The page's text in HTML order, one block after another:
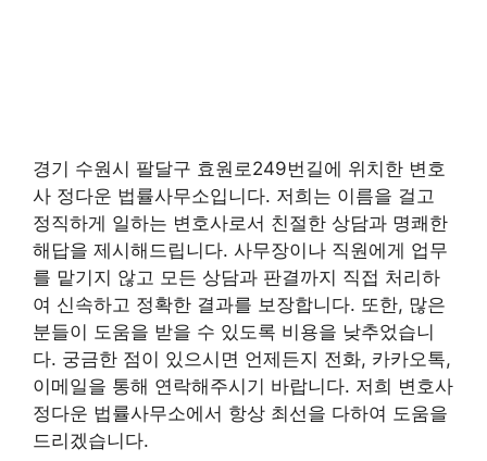
경기 수원시 팔달구 효원로249번길에 위치한 변호
사 정다운 법률사무소입니다. 저희는 이름을 걸고
정직하게 일하는 변호사로서 친절한 상담과 명쾌한
해답을 제시해드립니다. 사무장이나 직원에게 업무
를 맡기지 않고 모든 상담과 판결까지 직접 처리하
여 신속하고 정확한 결과를 보장합니다. 또한, 많은
분들이 도움을 받을 수 있도록 비용을 낮추었습니
다. 궁금한 점이 있으시면 언제든지 전화, 카카오톡,
이메일을 통해 연락해주시기 바랍니다. 저희 변호사
정다운 법률사무소에서 항상 최선을 다하여 도움을
드리겠습니다.